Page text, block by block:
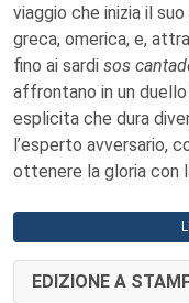
viaggio che inizia il
greca, omerica, e,
fino ai sardi sos
affrontano in un
esplicita che dura
l’esperto avversario,
ottenere la gloria con
EDIZIONE A